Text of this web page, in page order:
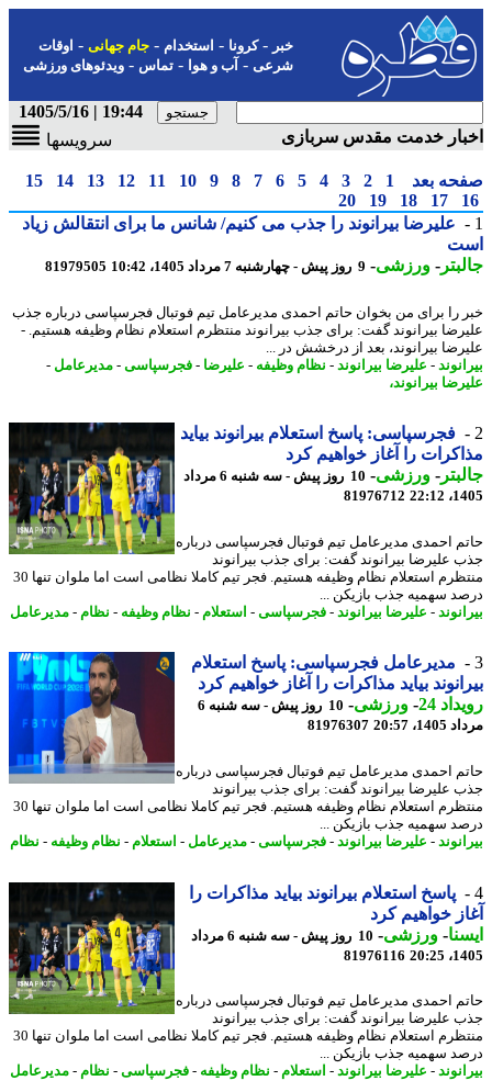
-کرونا-استخدام- جام جهانی-اوقات
شرعی-آب و هوا-تماس-ویدئوهای ورزشی
19:44 | 1405/5/16
خدمت مقدس سربازی
سرویسها
بعد 1
2
3
4
5
6
7
8
9
10
11
12
13
14
15
17
18
19
20
علیرضا بیرانوند را جذب می کنیم/ شانس ما برای انتقالش زیاد
-ورزشی-9 روز پیش - چهارشنبه 7 مرداد 1405، 10:42 81979505
را برای من بخوان حاتم احمدی مدیرعامل تیم فوتبال فجرسپاسی درباره جذب
بیرانوند گفت: برای جذب بیرانوند منتظرم استعلام نظام وظیفه هستیم. -
بیرانوند، بعد از درخشش در ...
-علیرضا بیرانوند -نظام وظیفه-علیرضا-فجرسپاسی-مدیرعامل-
بیرانوند،
فجرسپاسی: پاسخ استعلام بیرانوند بیاید
را آغاز خواهیم کرد
-ورزشی-
10 روز پیش - سه شنبه 6 مرداد
81976712
احمدی مدیرعامل تیم فوتبال فجرسپاسی درباره
علیرضا بیرانوند گفت: برای جذب بیرانوند
منتظرم استعلام نظام وظیفه هستیم. فجر تیم کاملا نظامی است اما ملوان تنها 30
سهمیه جذب بازیکن ...
-علیرضا بیرانوند -فجرسپاسی-استعلام-نظام وظیفه-نظام-مدیرعامل
مدیرعامل فجرسپاسی: پاسخ استعلام
بیاید مذاکرات را آغاز خواهیم کرد
24
-ورزشی-
10 روز پیش - سه شنبه 6
20:57
81976307
احمدی مدیرعامل تیم فوتبال فجرسپاسی درباره
علیرضا بیرانوند گفت: برای جذب بیرانوند
منتظرم استعلام نظام وظیفه هستیم. فجر تیم کاملا نظامی است اما ملوان تنها 30
سهمیه جذب بازیکن ...
-علیرضا بیرانوند -فجرسپاسی-مدیرعامل-استعلام-نظام وظیفه-نظام
پاسخ استعلام بیرانوند بیاید مذاکرات را
خواهیم کرد
-ورزشی-
10 روز پیش - سه شنبه 6 مرداد
81976116
احمدی مدیرعامل تیم فوتبال فجرسپاسی درباره
علیرضا بیرانوند گفت: برای جذب بیرانوند
منتظرم استعلام نظام وظیفه هستیم. فجر تیم کاملا نظامی است اما ملوان تنها 30
سهمیه جذب بازیکن ...
-علیرضا بیرانوند -استعلام-نظام وظیفه-فجرسپاسی-نظام-مدیرعامل